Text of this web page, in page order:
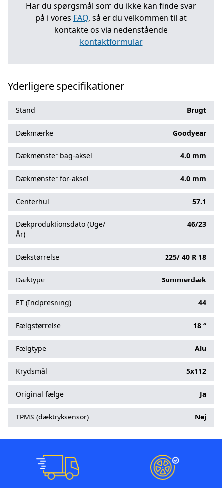
Har du spørgsmål som du ikke kan finde svar
på i vores FAQ, så er du velkommen til at
kontakte os via nedenstående
kontaktformular
Yderligere specifikationer
Stand Brugt
Dækmærke Goodyear
Dækmønster bag-aksel 4.0 mm
Dækmønster for-aksel 4.0 mm
Centerhul 57.1
Dækproduktionsdato (Uge/
År)
46/23
Dækstørrelse 225/ 40 R 18
Dæktype Sommerdæk
ET (Indpresning) 44
Fælgstørrelse 18 “
Fælgtype Alu
Krydsmål 5x112
Original fælge Ja
TPMS (dæktryksensor) Nej